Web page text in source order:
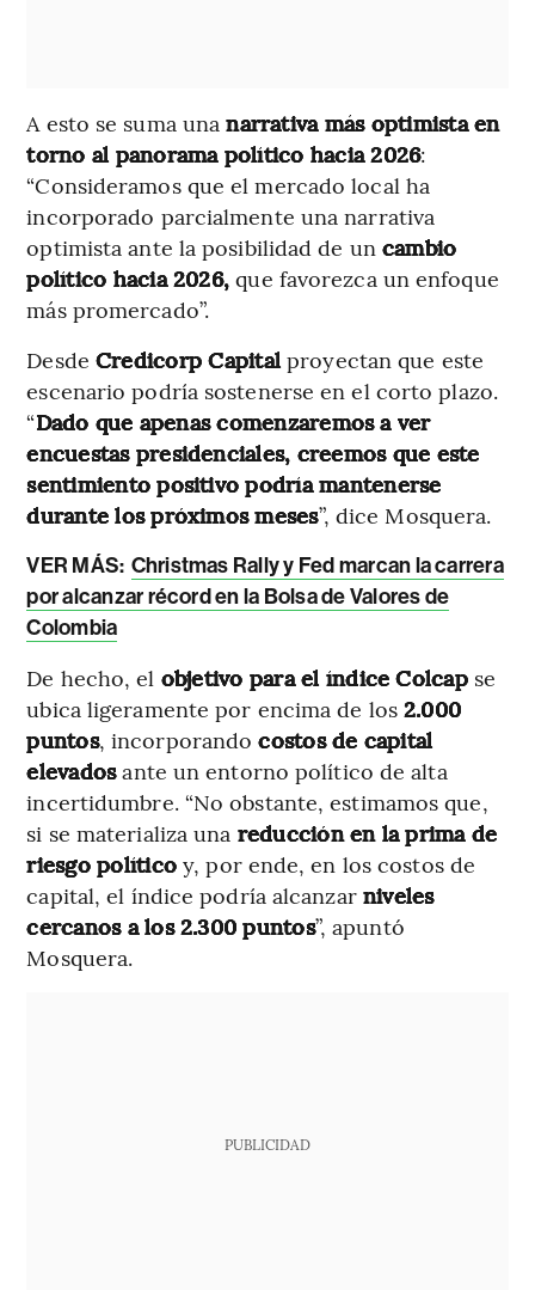
A esto se suma unanarrativa más optimista en
torno al panorama político hacia 2026:
“Consideramos que el mercado local ha
incorporado parcialmente una narrativa
optimista ante la posibilidad de un cambio
político hacia 2026, que favorezca un enfoque
más promercado”.
Desde Credicorp Capital proyectan que este
escenario podría sostenerse en el corto plazo.
“Dado que apenas comenzaremos a ver
encuestas presidenciales, creemos que este
sentimiento positivo podría mantenerse
durante los próximos meses”, dice Mosquera.
VER MÁS: Christmas Rally y Fed marcan la carrera
por alcanzar récord en la Bolsa de Valores de
Colombia
De hecho, el objetivo para el índice Colcapse
ubica ligeramente por encima de los 2.000
puntos, incorporandocostos de capital
elevadosante un entorno político de alta
incertidumbre. “No obstante, estimamos que,
si se materializa una reducción en la prima de
riesgo político y, por ende, en los costos de
capital, el índice podría alcanzar niveles
cercanos a los 2.300 puntos”, apuntó
Mosquera.
PUBLICIDAD